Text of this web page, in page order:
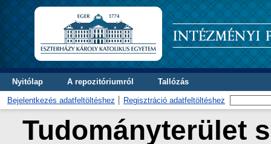
Nyitólap A repozitóriumról Tallózás
Bejelentkezés adatfeltöltéshez Regisztráció adatfeltöltéshez
Tudományterület